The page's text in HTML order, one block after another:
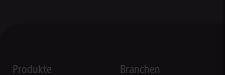
Produkte Branchen